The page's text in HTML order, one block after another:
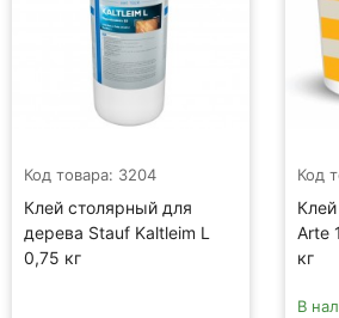
Код товара: 3204
Клей столярный для
дерева Stauf Kaltleim L
0,75 кг
Код
Arte
кг
В